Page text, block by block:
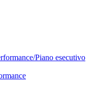
Piano esecutivo